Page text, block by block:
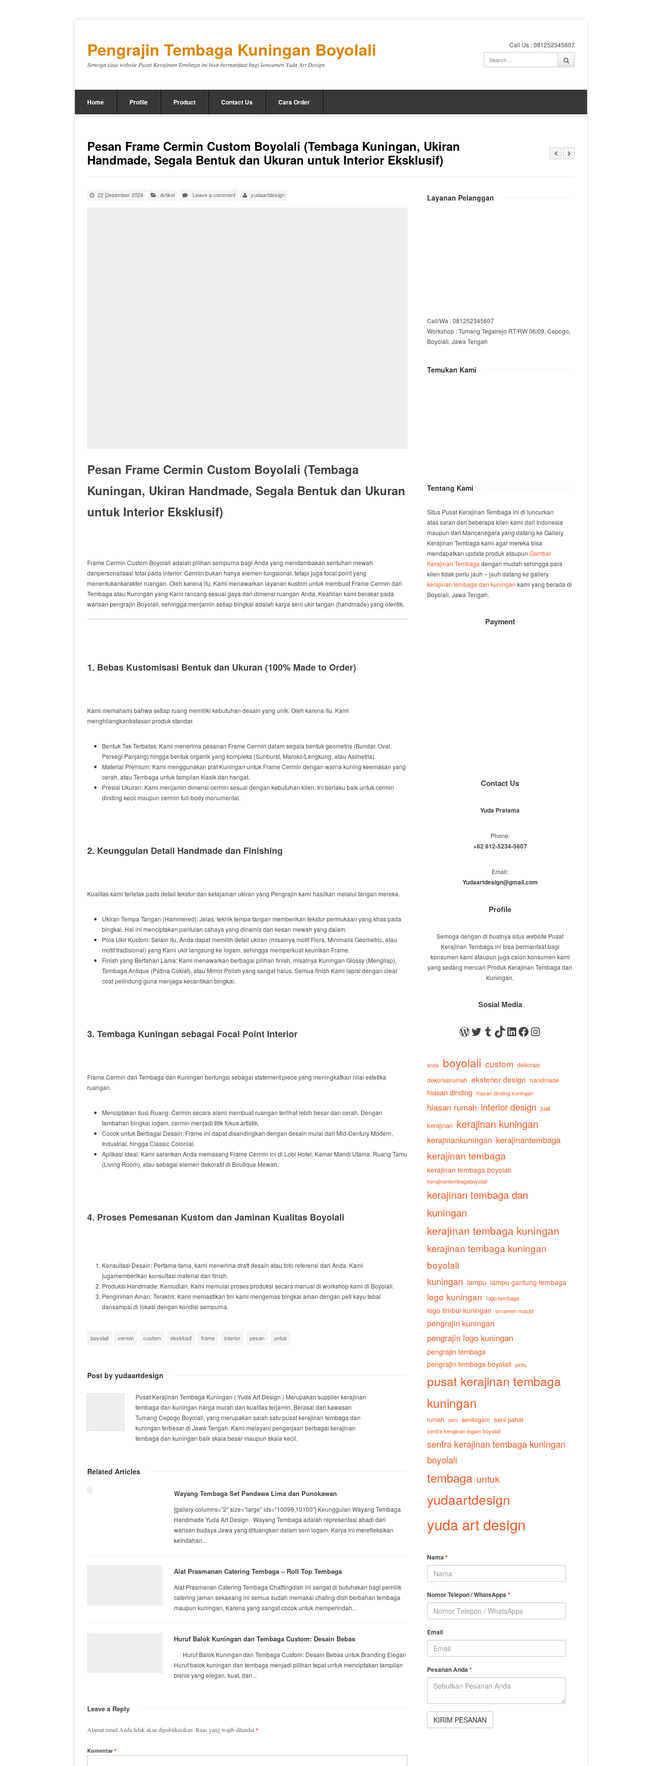
Pengrajin Tembaga Kuningan Boyolali
Semoga situs website Pusat Kerajinan Tembaga ini bisa bermanfaat bagi konsumen Yuda Art Design
Call Us : 081252345607
Home Profile Product Contact Us Cara Order
Pesan Frame Cermin Custom Boyolali (Tembaga Kuningan, Ukiran
Handmade, Segala Bentuk dan Ukuran untuk Interior Eksklusif)
22 Desember 2024 Artikel Leave a comment yudaartdesign
Pesan Frame Cermin Custom Boyolali (Tembaga
Kuningan, Ukiran Handmade, Segala Bentuk dan Ukuran
untuk Interior Eksklusif)
Frame Cermin Custom Boyolali adalah pilihan sempurna bagi Anda yang mendambakan sentuhan mewah
danpersonalisasi total pada interior. Cermin bukan hanya elemen fungsional, tetapi juga focal pointyang
menentukankarakter ruangan. Oleh karena itu, Kami menawarkan layanan kustom untuk membuat Frame Cermin dari
Tembaga atau Kuningan yang Kami rancang sesuai gaya dan dimensi ruangan Anda. Keahlian kami berakarpada
warisan pengrajin Boyolali, sehingga menjamin setiap bingkai adalah karya seni ukir tangan (handmade) yang otentik.
1. Bebas Kustomisasi Bentuk dan Ukuran (100% Made to Order)
Kami memahami bahwa setiap ruang memiliki kebutuhan desain yang unik. Oleh karena itu, Kami
menghilangkanbatasan produk standar.
Bentuk Tak Terbatas: Kami menerima pesanan Frame Cermin dalam segala bentuk geometris (Bundar, Oval,
Persegi Panjang) hingga bentuk organik yang kompleks (Sunburst, Maroko/Lengkung, atau Asimetris).
Material Premium: Kami menggunakan plat Kuningan untuk Frame Cermin dengan warna kuning keemasan yang
cerah, atau Tembaga untuktampilan klasikdan hangat.
Presisi Ukuran: Kami menjamin dimensi cermin sesuai dengan kebutuhan klien. Ini berlaku baik untukcermin
dinding kecil maupun cermin full-bodymonumental.
2. Keunggulan Detail Handmadedan Finishing
Kualitas kami terletakpada detail teksturdan ketajaman ukiran yang Pengrajin kami hasilkan melalui tangan mereka.
Ukiran Tempa Tangan (Hammered):Jelas, teknik tempa tangan memberikan tekstur permukaan yang khas pada
bingkai. Hal ini menciptakan pantulan cahaya yang dinamisdan kesan mewah yang dalam.
Pola Ukir Kustom:Selain itu, Anda dapat memilih detail ukiran (misalnya motif Flora, Minimalis Geometric, atau
motif tradisional) yang Kami ukirlangsung ke logam, sehingga memperkuatkeunikan Frame.
Finish yang Bertahan Lama: Kami menawarkan berbagai pilihan finish, misalnya Kuningan Glossy (Mengilap),
Tembaga Antique (Patina Coklat), atau Mirror Polish yang sangat halus. Semua finish Kami lapisi dengan clear
coatpelindung guna menjaga kecantikan bingkai.
3. Tembaga Kuningan sebagai Focal Point Interior
Frame Cermin dari Tembaga dan Kuningan berfungsi sebagai statement piece yang meningkatkan nilai estetika
ruangan.
Menciptakan Ilusi Ruang:Cermin secara alami membuatruangan terlihatlebih besardan cerah. Dengan
tambahan bingkai logam, cermin menjadi titik fokus artistik.
Cocok untuk Berbagai Desain: Frame ini dapat disandingkan dengan desain mulai dari Mid-Century Modern,
Industrial, hingga Classic Colonial.
Aplikasi Ideal: Kami sarankan Anda memasang Frame Cermin ini di Lobi Hotel, Kamar Mandi Utama, Ruang Tamu
(Living Room), atau sebagai elemen dekoratif di Boutique Mewah.
4. Proses Pemesanan Kustom dan Jaminan Kualitas Boyolali
Konsultasi Desain: Pertama-tama, kami menerima draftdesain atau foto referensi dari Anda. Kami
jugamemberikan konsultasi material dan finish.
Produksi Handmade: Kemudian, Kami memulai proses produksi secara manual di workshopkami di Boyolali.
Pengiriman Aman:Terakhir, Kami memastikan tim kami mengemasbingkai aman dengan peti kayu tebal
dansampai di lokasi dengan kondisi sempurna.
boyolali cermin custom eksklusif frame interior pesan untuk
Post by yudaartdesign
Pusat Kerajinan Tembaga Kuningan ( Yuda Art Design ) Merupakan supplier kerajinan
tembaga dan kuningan harga murah dan kualitas terjamin. Berasal dari kawasan
Tumang Cepogo Boyolali, yang merupakan salah satu pusat kerajinan tembaga dan
kuningan terbesar di Jawa Tengah. Kami melayani pengerjaan berbagai kerajinan
tembaga dan kuningan baik skala besar maupun skala kecil.
Related Articles
Wayang Tembaga Set Pandawa Lima dan Punokawan
[gallery columns="2" size="large" ids="10099,10100"] Keunggulan Wayang Tembaga
Handmade Yuda Art Design Wayang Tembaga adalah representasi abadi dari
warisan budaya Jawa yang dituangkan dalam seni logam. Karya ini merefleksikan
keindahan...
Alat Prasmanan Catering Tembaga – Roll Top Tembaga
Alat Prasmanan Catering Tembaga Chaffingdish ini sangat di butuhakan bagi pemilik
catering jaman sekaeang ini semua sudah memakai chafing dish berbahan tembaga
maupun kuningan, Karena yang sangat cocok untuk memperindah...
Huruf Balok Kuningan dan Tembaga Custom: Desain Bebas
Huruf Balok Kuningan dan Tembaga Custom: Desain Bebas untuk Branding Elegan
Huruf balok kuningan dan tembaga menjadi pilihan tepat untuk menciptakan tampilan
bisnis yang elegan, kuat, dan...
Leave a Reply
Alamat email Anda tidak akan dipublikasikan. Ruas yang wajib ditandai *
Komentar *
Layanan Pelanggan
Call/Wa : 081252345607
Workshop : Tumang Tegalrejo RT/RW 06/09, Cepogo,
Boyolali, Jawa Tengah
Temukan Kami
Tentang Kami
Situs Pusat Kerajinan Tembaga ini di luncurkan
atas saran dari beberapa klien kami dari Indonesia
maupun dari Mancanegara yang datang ke Gallery
Kerajinan Tembaga kami agar mereka bisa
mendapatkan update produk ataupun Gambar
Kerajinan Tembaga dengan mudah sehingga para
klien tidak perlu jauh – jauh datang ke gallery
kerajinan tembaga dan kuningan kami yang berada di
Boyolali, Jawa Tengah.
Payment
Contact Us
Yuda Pratama
Phone:
+62 812-5234-5607
Email:
Yudaartdesign@gmail.com
Profile
Semoga dengan di buatnya situs website Pusat
Kerajinan Tembaga ini bisa bermanfaat bagi
konsumen kami ataupun juga calon konsumen kami
yang sedang mencari Produk Kerajinan Tembaga dan
Kuningan.
Sosial Media
WordPress
Twitter
Tumblr
TikTok
LinkedIn
Facebook
Instagram
anda boyolali custom dekorasi
dekorasirumah eksterior design handmade
hiasan dinding hiasan dinding kuningan
hiasan rumah interior design jual
kerajinan kerajinan kuningan
kerajinankuningan kerajinantembaga
kerajinan tembaga
kerajinan tembaga boyolali
kerajinantembagaboyolali
kerajinan tembaga dan
kuningan
kerajinan tembaga kuningan
kerajinan tembaga kuningan
boyolali
kuningan lampu lampu gantung tembaga
logo kuningan logo tembaga
logo timbul kuningan ornamen masjid
pengrajin kuningan
pengrajin logo kuningan
pengrajin tembaga
pengrajin tembaga boyolali pintu
pusat kerajinan tembaga
kuningan
rumah seni senilogam seni pahat
sentra kerajinan logam boyolali
sentra kerajinan tembaga kuningan
boyolali
tembaga untuk
yudaartdesign
yuda art design
Nama*
Nomor Telepon / WhatsApps *
Email
Pesanan Anda*